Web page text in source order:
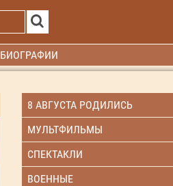
БИОГРАФИИ
8 АВГУСТА РОДИЛИСЬ
МУЛЬТФИЛЬМЫ
СПЕКТАКЛИ
ВОЕННЫЕ